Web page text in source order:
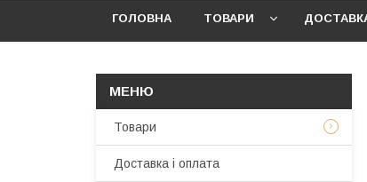
ГОЛОВНА ТОВАРИ
Товари
Доставка і оплата